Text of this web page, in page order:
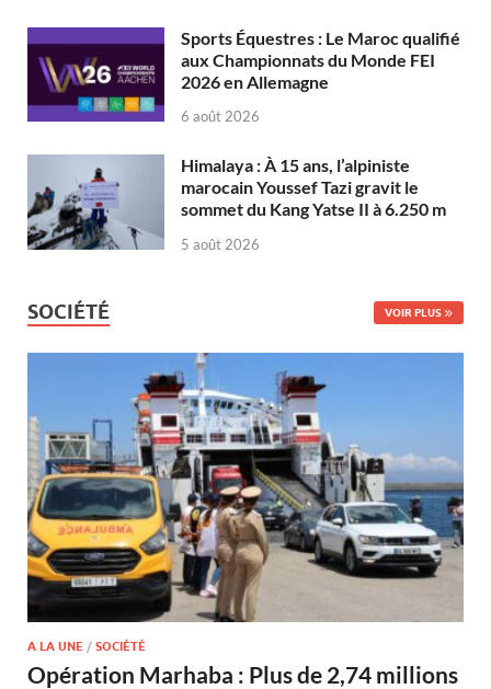
Sports Équestres : Le Maroc qualifié
aux Championnats du Monde FEI
2026 en Allemagne
6 août 2026
Himalaya : À 15 ans, l’alpiniste
marocain Youssef Tazi gravit le
sommet du Kang Yatse II à 6.250 m
5 août 2026
SOCIÉTÉ VOIR PLUS
A LA UNE / SOCIÉTÉ
Opération Marhaba : Plus de 2,74 millions